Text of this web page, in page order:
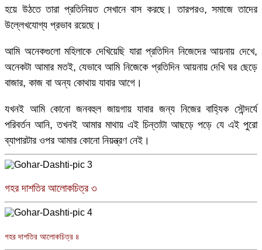
হয়ে উঠতে তারা প্রতিনিয়ত সেখানে বাস করছে। তারপরও, সমাজে তাদের
উল্লেখযোগ্য প্রভাব রয়েছে।
আমি অনেকগুলো মহিলাকে দেখিয়েছি যারা প্রতিদিন নিজেদের আয়নায় দেখে,
অনেকটা আমার মতই, যেভাবে আমি নিজেকে প্রতিদিন আয়নায় দেখি ঘর ছেড়ে
বাজার, কাজ বা অন্য কোথায় যাবার আগে।
যখনই আমি কোনো জনবহুল জায়গায় যাবার জন্য নিজের বাহ্যিক সৌন্দর্যে
পরিবর্তন আনি, তখনই আমার মাথায় এই চিন্তাটা আছড়ে পড়ে যে এই পুরো
ব্যাপারটার ওপর আমার কোনো নিয়ন্ত্রণ নেই।
গহর দাশতির আলোকচিত্র ৩
গহর দাশতির আলোকচিত্র ৪